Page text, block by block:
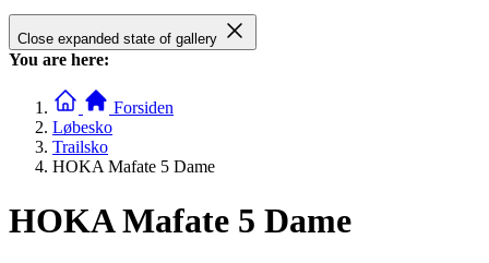
Close expanded state of gallery
You are here:
Forsiden
Løbesko
Trailsko
HOKA Mafate 5 Dame
HOKA Mafate 5 Dame